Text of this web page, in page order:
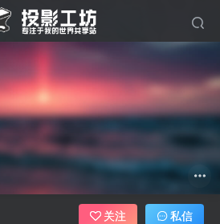
关注 私信